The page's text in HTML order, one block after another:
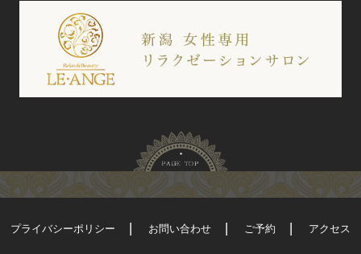
プライバシーポリシー お問い合わせ ご予約 アクセス